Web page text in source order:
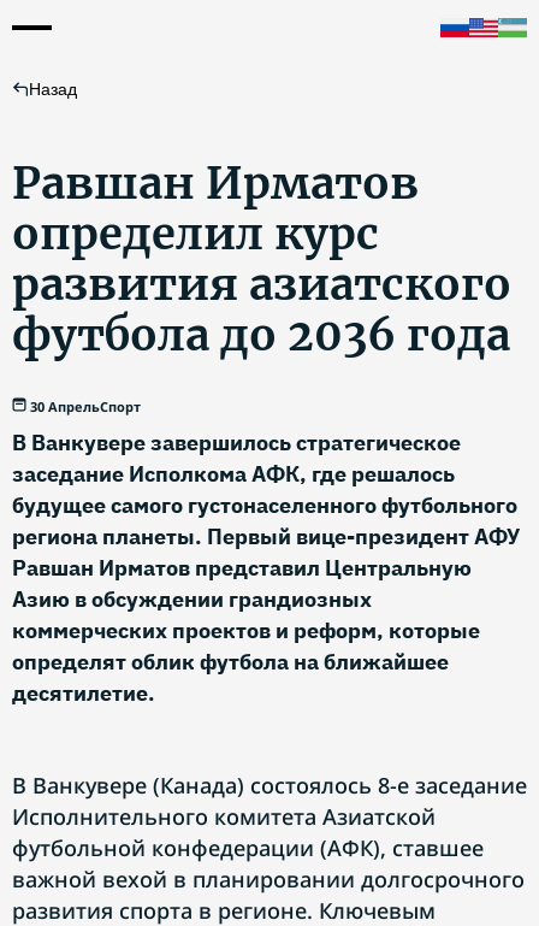
Назад
Равшан Ирматов
определил курс
развития азиатского
футбола до 2036 года
30 АпрельСпорт
В Ванкувере завершилось стратегическое
заседание Исполкома АФК, где решалось
будущее самого густонаселенного футбольного
региона планеты. Первый вице-президент АФУ
Равшан Ирматов представил Центральную
Азию в обсуждении грандиозных
коммерческих проектов и реформ, которые
определят облик футбола на ближайшее
десятилетие.
В Ванкувере (Канада) состоялось 8-е заседание
Исполнительного комитета Азиатской
футбольной конфедерации (АФК), ставшее
важной вехой в планировании долгосрочного
развития спорта в регионе. Ключевым